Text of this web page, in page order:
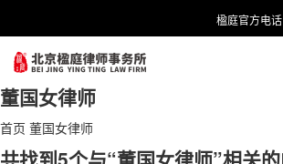
楹庭官方电话
董国女律师
首页 董国女律师
共找到5个与“董国女律师”相关